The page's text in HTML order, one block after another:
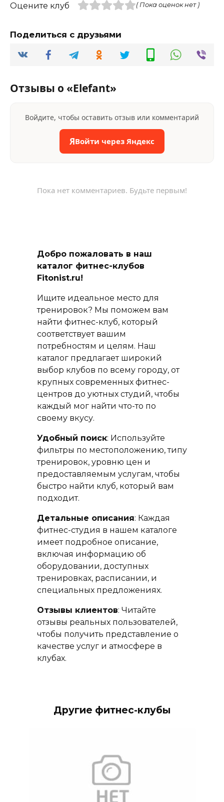
Оцените клуб ( Пока оценок нет )
Поделиться с друзьями
Отзывы о «Elefant»
Войдите, чтобы оставить отзыв или комментарий
ЯВойти через Яндекс
Пока нет комментариев. Будьте первым!
Добро пожаловать в наш
каталог фитнес-клубов
Fitonist.ru!
Ищите идеальное место для
тренировок? Мы поможем вам
найти фитнес-клуб, который
соответствует вашим
потребностям и целям. Наш
каталог предлагает широкий
выбор клубов по всему городу, от
крупных современных фитнес-
центров до уютных студий, чтобы
каждый мог найти что-то по
своему вкусу.
Удобный поиск: Используйте
фильтры по местоположению, типу
тренировок, уровню цен и
предоставляемым услугам, чтобы
быстро найти клуб, который вам
подходит.
Детальные описания: Каждая
фитнес-студия в нашем каталоге
имеет подробное описание,
включая информацию об
оборудовании, доступных
тренировках, расписании, и
специальных предложениях.
Отзывы клиентов: Читайте
отзывы реальных пользователей,
чтобы получить представление о
качестве услуг и атмосфере в
клубах.
Другие фитнес-клубы